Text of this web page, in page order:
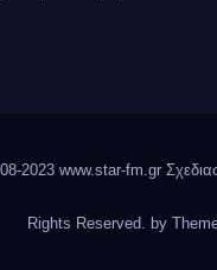
2023 www.star-fm.gr
Rights Reserved. by